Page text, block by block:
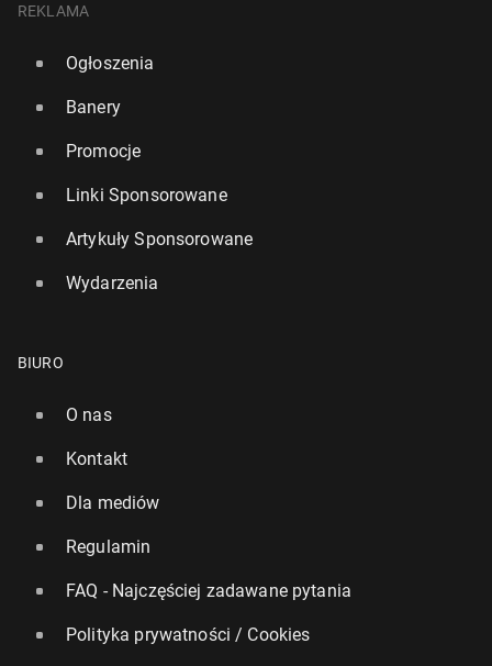
REKLAMA
Ogłoszenia
Banery
Promocje
Linki Sponsorowane
Artykuły Sponsorowane
Wydarzenia
BIURO
O nas
Kontakt
Dla mediów
Regulamin
FAQ - Najczęściej zadawane pytania
Polityka prywatności / Cookies